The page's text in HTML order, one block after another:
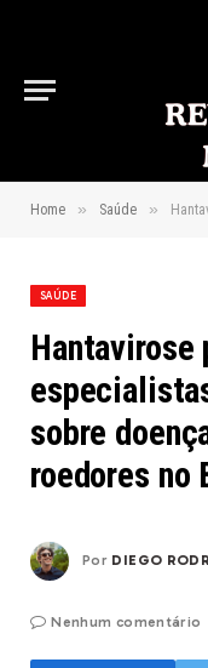
Home » Saúde »
SAÚDE
Hantavirose
sobre
roedores no
Por DIEGO
Nenhum comentário